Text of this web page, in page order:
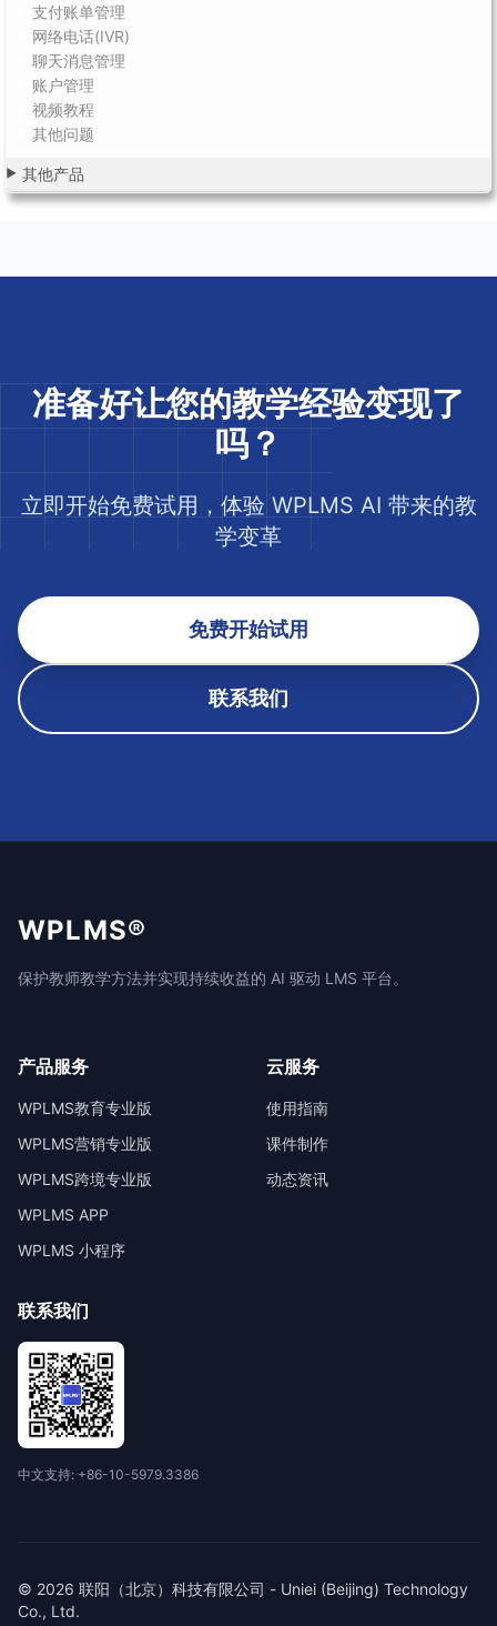
支付账单管理
网络电话(IVR)
聊天消息管理
账户管理
视频教程
其他问题
其他产品
准备好让您的教学经验变现了
吗？
立即开始免费试用，体验 WPLMS AI 带来的教
学变革
免费开始试用
联系我们
WPLMS®
保护教师教学方法并实现持续收益的 AI 驱动 LMS 平台。
产品服务
WPLMS教育专业版
WPLMS营销专业版
WPLMS跨境专业版
WPLMS APP
WPLMS 小程序
云服务
使用指南
课件制作
动态资讯
联系我们
中文支持: +86-10-5979.3386
© 2026 联阳（北京）科技有限公司 - Uniei (Beijing) Technology
Co., Ltd.